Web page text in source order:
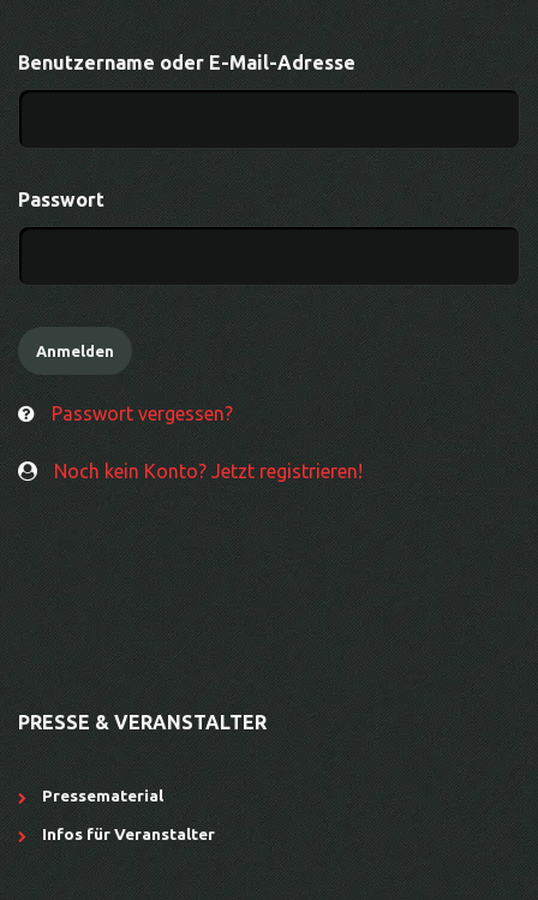
Benutzername oder E-Mail-Adresse
Passwort
Passwort vergessen?
Noch kein Konto? Jetzt registrieren!
PRESSE & VERANSTALTER
Pressematerial
Infos für Veranstalter